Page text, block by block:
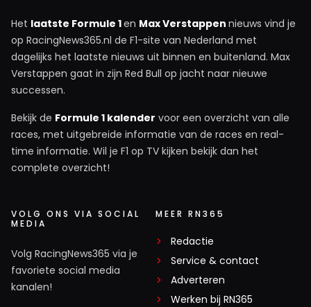
Het laatste Formule 1en Max Verstappen nieuws vind je
op RacingNews365.nl de F1-site van Nederland met
dagelijks het laatste nieuws uit binnen en buitenland. Max
Verstappen gaat in zijn Red Bull op jacht naar nieuwe
successen.
Bekijk de Formule 1 kalender voor een overzicht van alle
races, met uitgebreide informatie van de races en real-
time informatie. Wil je F1 op TV kijken bekijk dan het
complete overzicht!
VOLG ONS VIA SOCIAL
MEDIA
Volg RacingNews365 via je
favoriete social media
kanalen!
MEER RN365
Redactie
Service & contact
Adverteren
Werken bij RN365